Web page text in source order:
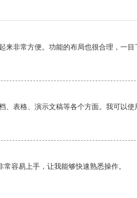
非常方便。功能的布局也很合理，一目
、表格、演示文稿等各个方面。我可以使
容易上手，让我能够快速熟悉操作。